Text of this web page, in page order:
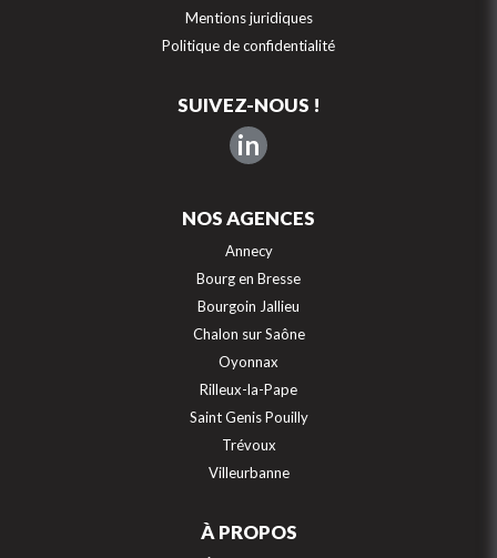
Mentions juridiques
Politique de confidentialité
SUIVEZ-NOUS !
in
NOS AGENCES
Annecy
Bourg en Bresse
Bourgoin Jallieu
Chalon sur Saône
Oyonnax
Rilleux-la-Pape
Saint Genis Pouilly
Trévoux
Villeurbanne
À PROPOS